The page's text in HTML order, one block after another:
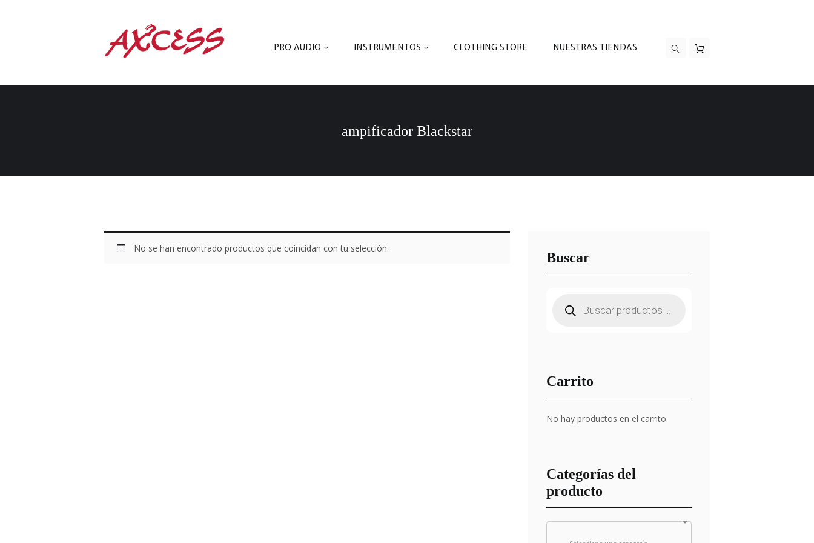
PRO AUDIO INSTRUMENTOS CLOTHING STORE NUESTRAS TIENDAS
ampificador Blackstar
No se han encontrado productos que coincidan con tu selección.
Buscar
productos
Carrito
No hay productos en el carrito.
Categorías del
producto